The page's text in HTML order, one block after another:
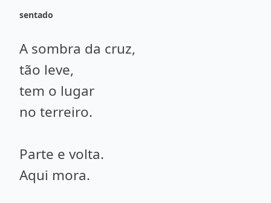
sentado
A sombra da cruz,
tão leve,
tem o lugar
no terreiro.
Parte e volta.
Aqui mora.